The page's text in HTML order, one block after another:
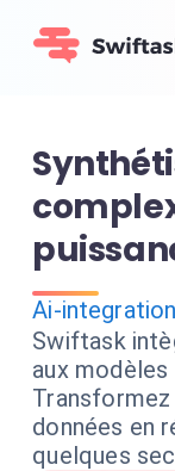
Ai-integration
Swiftask
aux
données en
quelques